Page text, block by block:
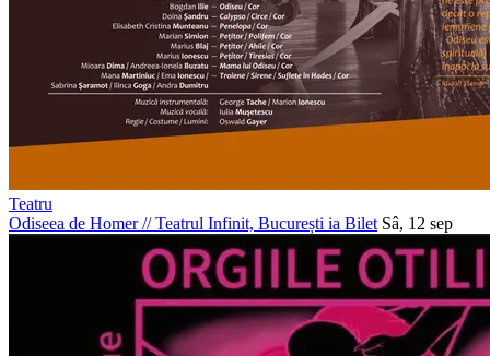
Teatru
Odiseea de Homer//Teatrul Infinit, București ia Bilet Sâ, 12 sep